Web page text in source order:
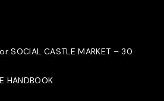
SOCIAL CASTLE MARKET – 30
HANDBOOK